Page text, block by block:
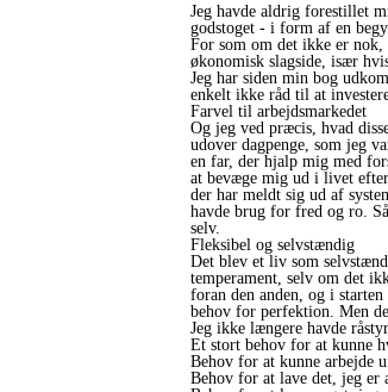
Jeg havde aldrig forestillet
godstoget - i form af en
For som om det ikke er nok,
økonomisk slagside, især
Jeg har siden min bog
enkelt ikke råd til at
Farvel til arbejdsmarkedet
Og jeg ved præcis, hvad
udover dagpenge, som jeg
en far, der hjalp mig med
at bevæge mig ud i livet
der har meldt sig ud af
havde brug for fred og ro.
selv.
Fleksibel og selvstændig
Det blev et liv som
temperament, selv om det
foran den anden, og i
behov for perfektion. Men
Jeg ikke længere havde
Et stort behov for at kunne
Behov for at kunne arbejde
Behov for at lave det, jeg er